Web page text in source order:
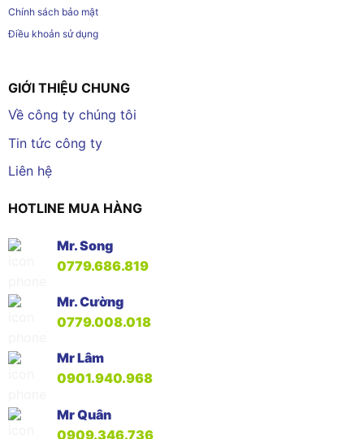
Chính sách bảo mật
Điều khoản sử dụng
GIỚI THIỆU CHUNG
Về công ty chúng tôi
Tin tức công ty
Liên hệ
HOTLINE MUA HÀNG
Mr. Song
0779.686.819
Mr. Cường
0779.008.018
Mr Lâm
0901.940.968
Mr Quân
0909.346.736